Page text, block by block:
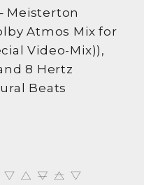
Meisterton
Atmos Mix for
Video-Mix)),
8 Hertz
Beats